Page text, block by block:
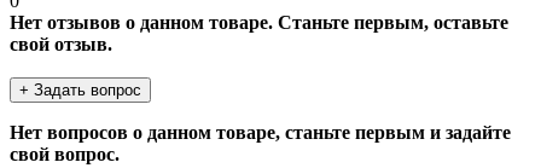
Нет отзывов о данном товаре. Станьте первым, оставьте
свой отзыв.
+ Задать вопрос
Нет вопросов о данном товаре, станьте первым и задайте
свой вопрос.